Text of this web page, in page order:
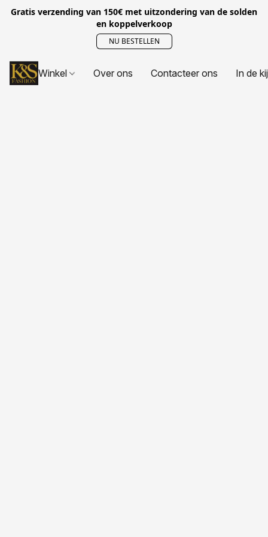
Gratis verzending van 150€ met uitzondering van de solden
en koppelverkoop
NU BESTELLEN
Winkel Over ons Contacteer ons In de